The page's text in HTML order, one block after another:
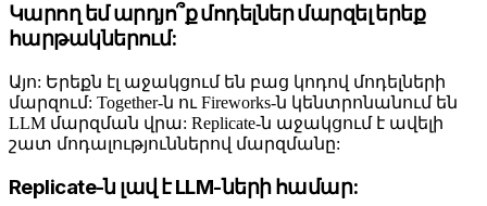
Կարող եմ արդյո՞ք մոդելներ մարզել երեք
հարթակներում:
Այո: Երեքն էլ աջակցում են բաց կոդով մոդելների
մարզում: Together-ն ու Fireworks-ն կենտրոնանում են
LLM մարզման վրա: Replicate-ն աջակցում է ավելի
շատ մոդալություններով մարզմանը:
Replicate-ն լավ է LLM-ների համար: